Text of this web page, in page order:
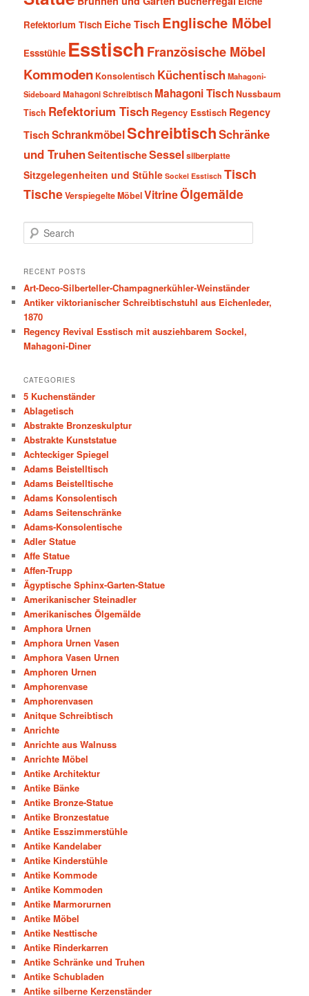
Refektorium Tisch Eiche Tisch Englische Möbel
Essstühle Esstisch Französische Möbel
Kommoden Konsolentisch Küchentisch Mahagoni-
SideboardMahagoni Schreibtisch Mahagoni TischNussbaum
Tisch Refektorium Tisch Regency Esstisch Regency
Tisch SchrankmöbelSchreibtischSchränke
und TruhenSeitentischeSesselsilberplatte
Sitzgelegenheiten und Stühle Sockel Esstisch Tisch
TischeVerspiegelte MöbelVitrineÖlgemälde
e
r
h
RECENT POSTS
Art-Deco-Silberteller-Champagnerkühler-Weinständer
Antiker viktorianischer Schreibtischstuhl aus Eichenleder,
1870
Regency Revival Esstisch mit ausziehbarem Sockel,
Mahagoni-Diner
CATEGORIES
5 Kuchenständer
Ablagetisch
Abstrakte Bronzeskulptur
Abstrakte Kunststatue
Achteckiger Spiegel
Adams Beistelltisch
Adams Beistelltische
Adams Konsolentisch
Adams Seitenschränke
Adams-Konsolentische
Adler Statue
Affe Statue
Affen-Trupp
Ägyptische Sphinx-Garten-Statue
Amerikanischer Steinadler
Amerikanisches Ölgemälde
Amphora Urnen
Amphora Urnen Vasen
Amphora Vasen Urnen
Amphoren Urnen
Amphorenvase
Amphorenvasen
Anitque Schreibtisch
Anrichte
Anrichte aus Walnuss
Anrichte Möbel
Antike Architektur
Antike Bänke
Antike Bronze-Statue
Antike Bronzestatue
Antike Esszimmerstühle
Antike Kandelaber
Antike Kinderstühle
Antike Kommode
Antike Kommoden
Antike Marmorurnen
Antike Möbel
Antike Nesttische
Antike Rinderkarren
Antike Schränke und Truhen
Antike Schubladen
Antike silberne Kerzenständer